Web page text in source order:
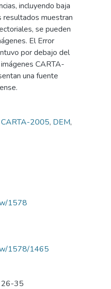
incluyendo baja
resultados muestran
se pueden
El Error
por debajo del
CARTA-
una fuente
CARTA-2005, DEM,
1578
1578/1465
26-35